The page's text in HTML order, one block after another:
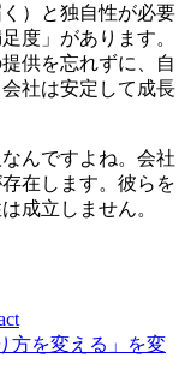
）と独自性が必要
度」があります。
供を忘れずに、自
社は安定して成長
んですよね。会社
在します。彼らを
成立しません。
方を変える」を変